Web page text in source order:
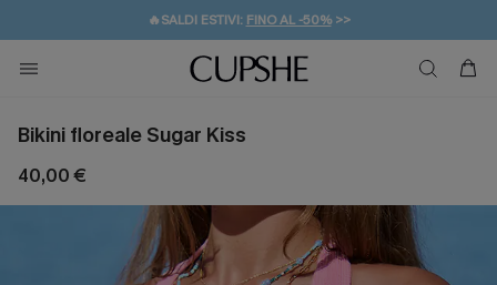
🔥SALDI ESTIVI: FINO AL -50%>>
🚚SPEDIZIONE GRATUITA DA 49€
💌REGALO PER I NUOVI: 20% DI SCONTO*
Bikini floreale Sugar Kiss
40,00 €